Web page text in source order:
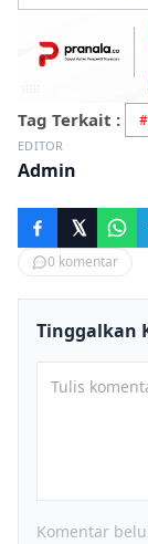
Tag Terkait : #
EDITOR
Admin
0 komentar
Tinggalkan
Komentar